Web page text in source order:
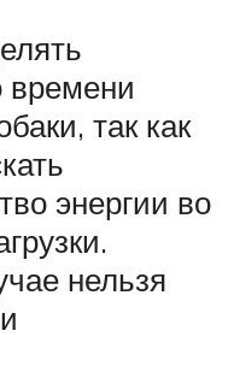
времени
так как
энергии во
нельзя